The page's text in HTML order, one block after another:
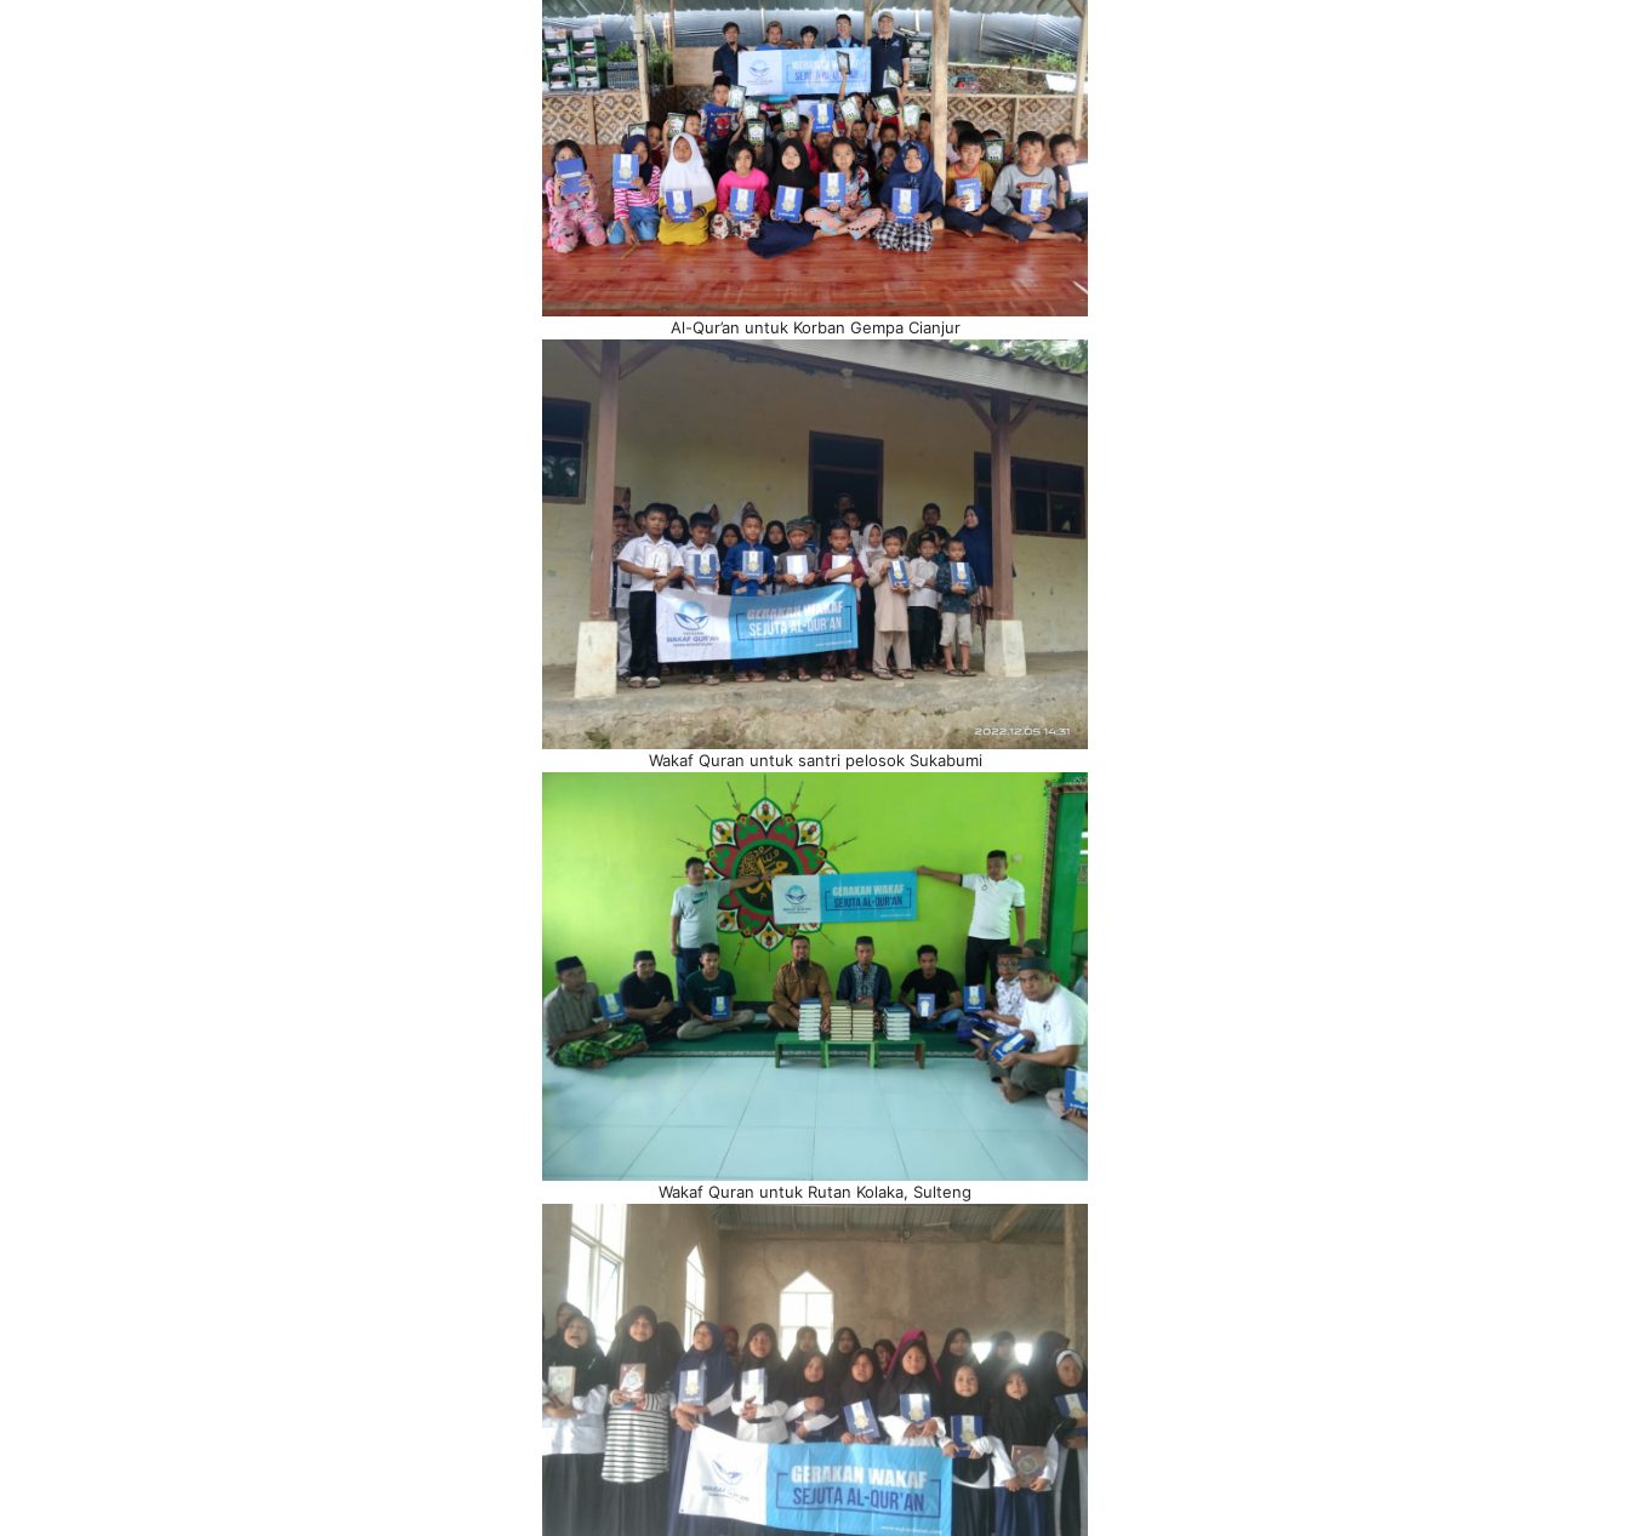
Al-Qur’an untuk Korban Gempa Cianjur
Wakaf Quran untuk santri pelosok Sukabumi
Wakaf Quran untuk Rutan Kolaka, Sulteng